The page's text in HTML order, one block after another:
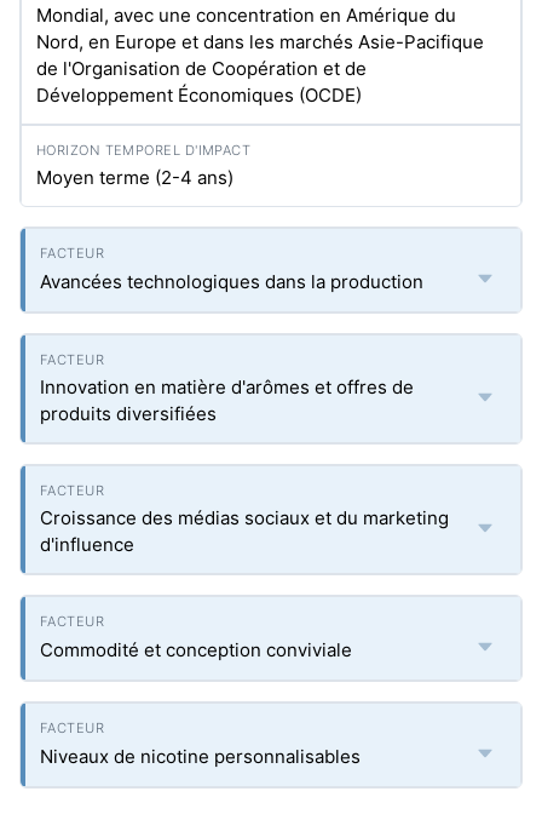
Mondial, avec une concentration en Amérique du
Nord, en Europe et dans les marchés Asie-Pacifique
de l'Organisation de Coopération et de
Développement Économiques (OCDE)
Moyen terme (2-4 ans)
Avancées technologiques dans la production
Innovation en matière d'arômes et offres de
produits diversifiées
Croissance des médias sociaux et du marketing
d'influence
Commodité et conception conviviale
Niveaux de nicotine personnalisables